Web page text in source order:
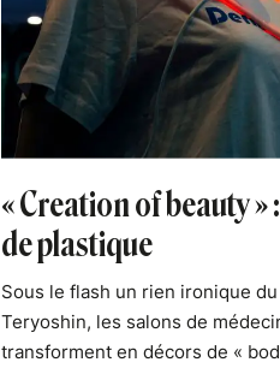
« Creation of beauty
de plastique
Sous le flash un rien ironique
Teryoshin, les salons de
transforment en décors de «